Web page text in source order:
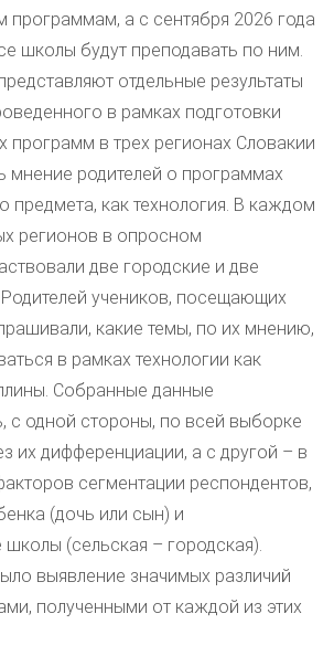
программам, а с сентября 2026 года
школы будут преподавать по ним.
отдельные результаты
в рамках подготовки
в трех регионах Словакии
мнение родителей о программах
предмета, как технология. В каждом
регионов в опросном
две городские и две
учеников, посещающих
какие темы, по их мнению,
в рамках технологии как
Собранные данные
с одной стороны, по всей выборке
их дифференциации, а с другой – в
сегментации респондентов,
(дочь или сын) и
(сельская – городская).
выявление значимых различий
полученными от каждой из этих